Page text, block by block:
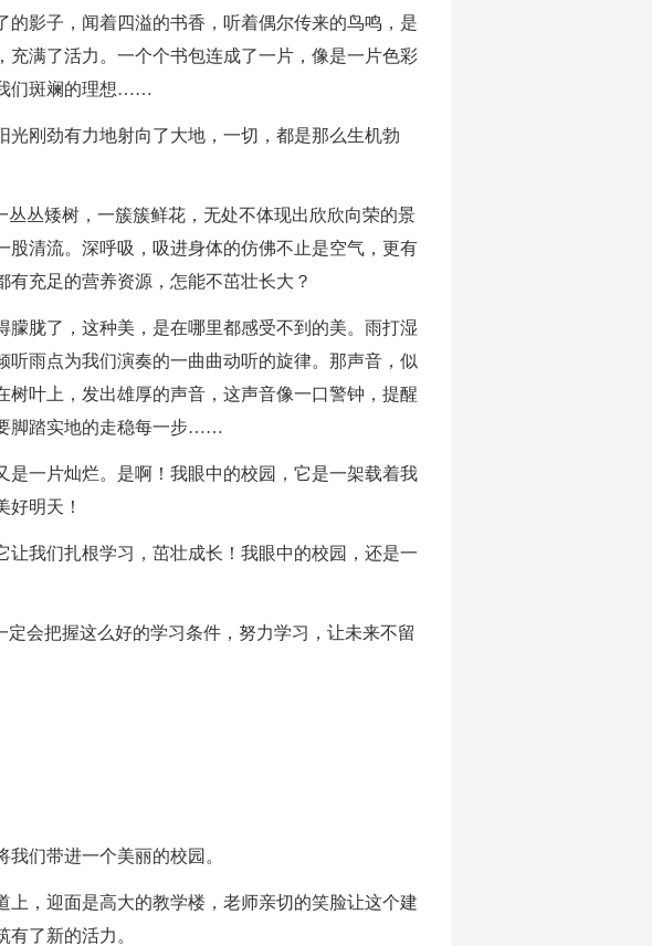
影子，闻着四溢的书香，听着偶尔传来的鸟鸣，是
满了活力。一个个书包连成了一片，像是一片色彩
们斑斓的理想……
刚劲有力地射向了大地，一切，都是那么生机勃
丛丛矮树，一簇簇鲜花，无处不体现出欣欣向荣的景
清流。深呼吸，吸进身体的仿佛不止是空气，更有
充足的营养资源，怎能不茁壮长大？
胧了，这种美，是在哪里都感受不到的美。雨打湿
雨点为我们演奏的一曲曲动听的旋律。那声音，似
叶上，发出雄厚的声音，这声音像一口警钟，提醒
脚踏实地的走稳每一步……
一片灿烂。是啊！我眼中的校园，它是一架载着我
好明天！
我们扎根学习，茁壮成长！我眼中的校园，还是一
会把握这么好的学习条件，努力学习，让未来不留
们带进一个美丽的校园。
，迎面是高大的教学楼，老师亲切的笑脸让这个建
了新的活力。